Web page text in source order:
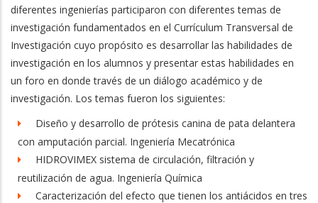
diferentes ingenierías participaron con diferentes temas de
investigación fundamentados en el Currículum Transversal de
Investigación cuyo propósito es desarrollar las habilidades de
investigación en los alumnos y presentar estas habilidades en
un foro en donde través de un diálogo académico y de
investigación. Los temas fueron los siguientes:
Diseño y desarrollo de prótesis canina de pata delantera
con amputación parcial. Ingeniería Mecatrónica
HIDROVIMEX sistema de circulación, filtración y
reutilización de agua. Ingeniería Química
Caracterización del efecto que tienen los antiácidos en tres